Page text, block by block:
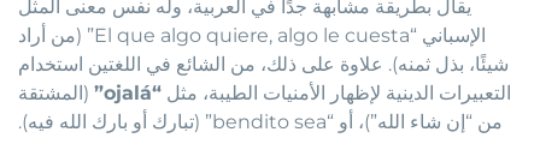
يقال بطريقة مشابهة جدًا في العربية، وله نفس معنى المثل
الإسباني “El que algo quiere, algo le cuesta” (من أراد
شيئًا، بذل ثمنه). علاوة على ذلك، من الشائع في اللغتين استخدام
التعبيرات الدينية لإظهار الأمنيات الطيبة، مثل “ojalá”
(المشتقة
من “إن شاء الله”)، أو “bendito sea” (تبارك أو بارك الله فيه).